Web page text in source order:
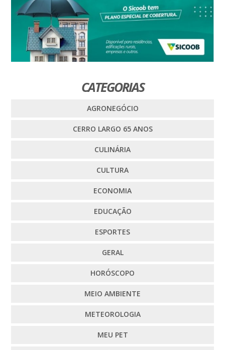
CATEGORIAS
AGRONEGÓCIO
CERRO LARGO 65 ANOS
CULINÁRIA
CULTURA
ECONOMIA
EDUCAÇÃO
ESPORTES
GERAL
HORÓSCOPO
MEIO AMBIENTE
METEOROLOGIA
MEU PET